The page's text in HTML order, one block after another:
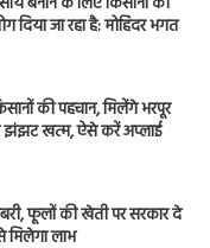
दिया जा रहा है: मोहिंदर भगत
की पहचान, मिलेंगे भरपूर
झंझट खत्म, ऐसे करें अप्लाई
फूलों की खेती पर सरकार दे
मिलेगा लाभ